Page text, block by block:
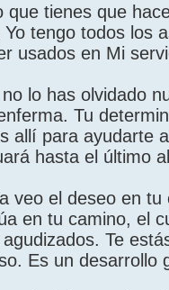
que tienes que
Yo tengo todos los
usados en Mi
lo has olvidado
Tu
allí para ayudarte
hasta el último
veo el deseo en
en tu camino, el
Te
Es un desarrollo